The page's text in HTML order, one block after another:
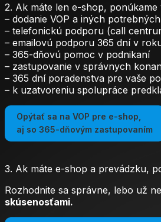
2. Ak máte len e-shop, ponúkame
– dodanie VOP a iných
– telefonickú podporu (call
– emailovú podporu 365 dní v
– 365-dňovú pomoc v podnikaní
– zastupovanie v správnych
– 365 dní poradenstva pre vaše
– k uzatvoreniu spolupráce
Opýtať sa na VOP pre e-shop,
aj so 365-dňovým zastupovaním
3. Ak máte e-shop a prevádzku,
Rozhodnite sa správne, lebo už
skúsenosťami.